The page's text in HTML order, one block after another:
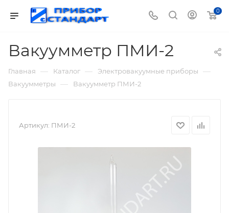
0
Вакуумметр ПМИ-2
Главная — Каталог — Электровакуумные приборы —
Вакуумметры — Вакуумметр ПМИ-2
Артикул: ПМИ-2